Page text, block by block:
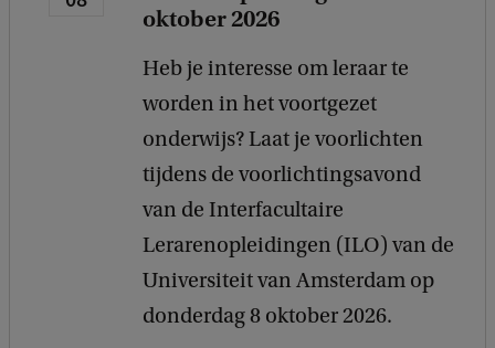
oktober 2026
Heb je interesse om leraar te
worden in het voortgezet
onderwijs? Laat je voorlichten
tijdens de voorlichtingsavond
van de Interfacultaire
Lerarenopleidingen (ILO) van de
Universiteit van Amsterdam op
donderdag 8 oktober 2026.